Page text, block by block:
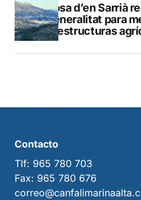
Callosa d’en Sarrià
la Generalitat para
infraestructuras
Contacto
Tlf: 965 780 703
Fax: 965 780 676